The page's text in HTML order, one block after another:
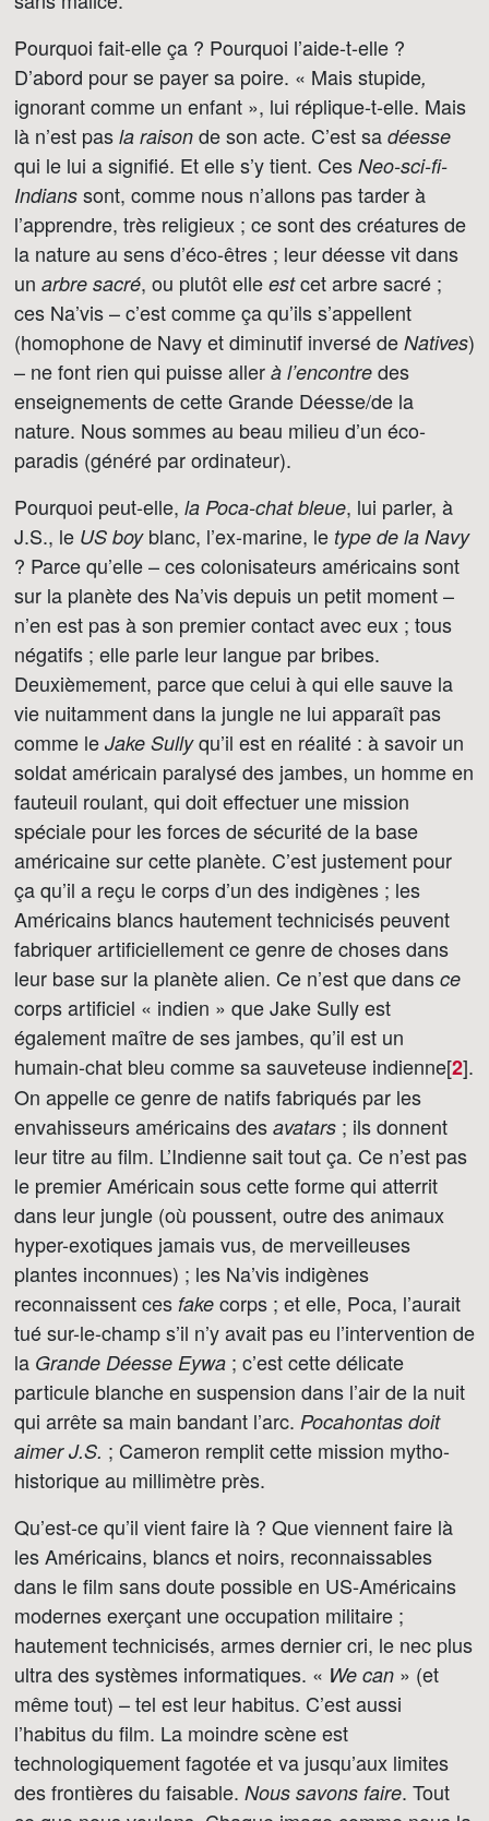
Pourquoi fait-elle ça ? Pourquoi l’aide-t-elle ?
D’abord pour se payer sa poire. « Mais stupide,
ignorant comme un enfant », lui réplique-t-elle. Mais
là n’est pas la raison de son acte. C’est sa déesse
qui le lui a signifié. Et elle s’y tient. Ces Neo-sci-fi-
Indians sont, comme nous n’allons pas tarder à
l’apprendre, très religieux ; ce sont des créatures de
la nature au sens d’éco-êtres ; leur déesse vit dans
un arbre sacré, ou plutôt elle estcet arbre sacré ;
ces Na’vis – c’est comme ça qu’ils s’appellent
(homophone de Navy et diminutif inversé de Natives)
– ne font rien qui puisse aller à l’encontre des
enseignements de cette Grande Déesse/de la
nature. Nous sommes au beau milieu d’un éco-
paradis (généré par ordinateur).
Pourquoi peut-elle, la Poca-chat bleue, lui parler, à
J.S., le US boyblanc, l’ex-marine, le type de la Navy
? Parce qu’elle – ces colonisateurs américains sont
sur la planète des Na’vis depuis un petit moment –
n’en est pas à son premier contact avec eux ; tous
négatifs ; elle parle leur langue par bribes.
Deuxièmement, parce que celui à qui elle sauve la
vie nuitamment dans la jungle ne lui apparaît pas
comme le Jake Sullyqu’il est en réalité : à savoir un
soldat américain paralysé des jambes, un homme en
fauteuil roulant, qui doit effectuer une mission
spéciale pour les forces de sécurité de la base
américaine sur cette planète. C’est justement pour
ça qu’il a reçu le corps d’un des indigènes ; les
Américains blancs hautement technicisés peuvent
fabriquer artificiellement ce genre de choses dans
leur base sur la planète alien. Ce n’est que dans ce
corps artificiel « indien » que Jake Sully est
également maître de ses jambes, qu’il est un
humain-chat bleu comme sa sauveteuse indienne[2].
On appelle ce genre de natifs fabriqués par les
envahisseurs américains des avatars ; ils donnent
leur titre au film. L’Indienne sait tout ça. Ce n’est pas
le premier Américain sous cette forme qui atterrit
dans leur jungle (où poussent, outre des animaux
hyper-exotiques jamais vus, de merveilleuses
plantes inconnues) ; les Na’vis indigènes
reconnaissent ces fake corps ; et elle, Poca, l’aurait
tué sur-le-champ s’il n’y avait pas eu l’intervention de
la Grande Déesse Eywa ; c’est cette délicate
particule blanche en suspension dans l’air de la nuit
qui arrête sa main bandant l’arc. Pocahontas doit
aimer J.S. ; Cameron remplit cette mission mytho-
historique au millimètre près.
Qu’est-ce qu’il vient faire là ? Que viennent faire là
les Américains, blancs et noirs, reconnaissables
dans le film sans doute possible en US-Américains
modernes exerçant une occupation militaire ;
hautement technicisés, armes dernier cri, le nec plus
ultra des systèmes informatiques. « We can » (et
même tout) – tel est leur habitus. C’est aussi
l’habitus du film. La moindre scène est
technologiquement fagotée et va jusqu’aux limites
des frontières du faisable. Nous savons faire. Tout